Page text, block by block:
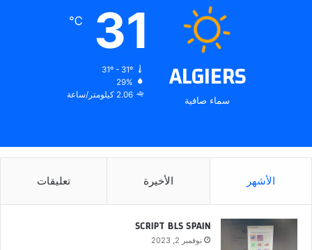
ALGIERS
سماء صافية
31
℃
31º - 31º
29%
2.06 كيلومتر/ساعة
الأشهر الأخيرة تعليقات
SCRIPT BLS SPAIN
نوفمبر 2, 2023